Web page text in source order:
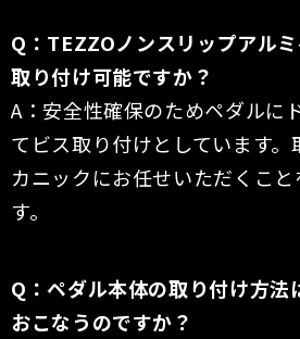
Q：TEZZOノンスリップアル
取り付け可能ですか？
A：安全性確保のためペダルに
てビス取り付けとしています
カニックにお任せいただくこ
す。
Q：ペダル本体の取り付け方法
おこなうのですか？